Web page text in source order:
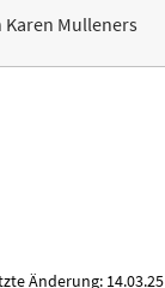
Mulleners
Änderung: 14.03.25